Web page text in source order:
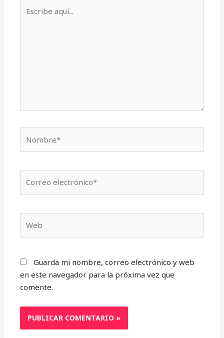
aquí...
electrónico*
Guarda mi nombre, correo electrónico y web
en este navegador para la próxima vez que
comente.